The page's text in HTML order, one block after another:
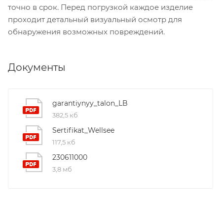
точно в срок. Перед погрузкой каждое изделие
проходит детальный визуальный осмотр для
обнаружения возможных повреждений.
Документы
garantiynyy_talon_LB
382,5 кб
Sertifikat_Wellsee
117,5 кб
230611000
3,8 мб